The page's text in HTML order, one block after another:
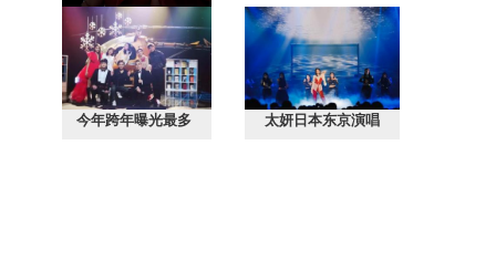
常思思“老歌新唱
今年跨年曝光最多 太妍日本东京演唱